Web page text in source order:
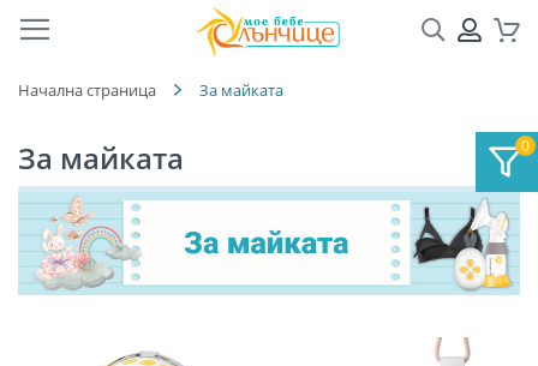
Търсене
Начална страница За майката
За майката